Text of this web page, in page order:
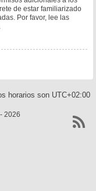
de estar familiarizado
Por favor, lee las
horarios son UTC+02:00
2026